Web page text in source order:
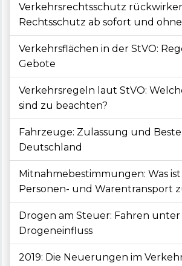
Verkehrsrechtsschutz
Rechtsschutz ab sofort und
Verkehrsflächen in der StVO:
Gebote
Verkehrsregeln laut StVO:
sind zu beachten?
Fahrzeuge: Zulassung und
Deutschland
Mitnahmebestimmungen: Was
Personen- und Warentransport
Drogen am Steuer: Fahren unter
Drogeneinfluss
2019: Die Neuerungen im